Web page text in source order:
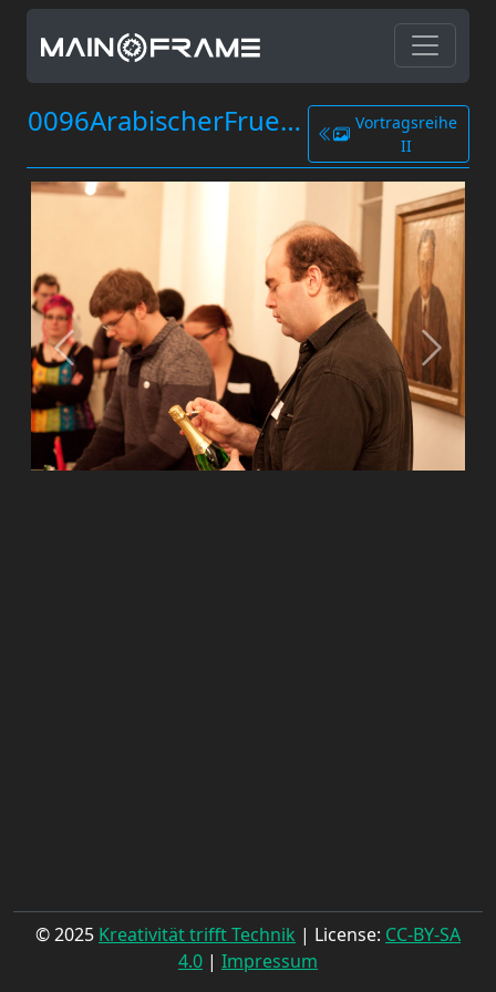
0096ArabischerFruehling.jpg
Vortragsreihe
II
© 2025 Kreativität trifft Technik | License: CC-BY-SA
4.0 | Impressum